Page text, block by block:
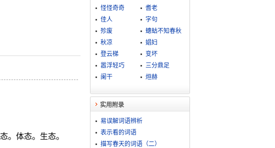
。体态。生态。
怪怪奇奇
耆老
佳人
字句
殄废
蟪蛄不知春秋
秋凉
娼妇
登云梯
变坏
嚣浮轻巧
三分鼎足
阑干
烜赫
实用附录
易误解词语辨析
表示看的词语
描写春天的词语（二）